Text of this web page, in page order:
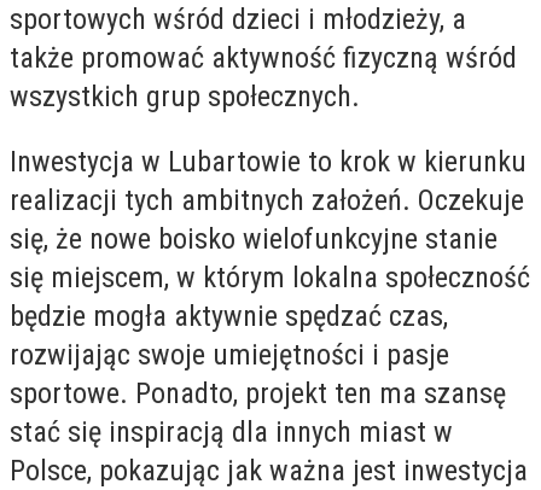
sportowych wśród dzieci i młodzieży, a
także promować aktywność fizyczną wśród
wszystkich grup społecznych.
Inwestycja w Lubartowie to krok w kierunku
realizacji tych ambitnych założeń. Oczekuje
się, że nowe boisko wielofunkcyjne stanie
się miejscem, w którym lokalna społeczność
będzie mogła aktywnie spędzać czas,
rozwijając swoje umiejętności i pasje
sportowe. Ponadto, projekt ten ma szansę
stać się inspiracją dla innych miast w
Polsce, pokazując jak ważna jest inwestycja